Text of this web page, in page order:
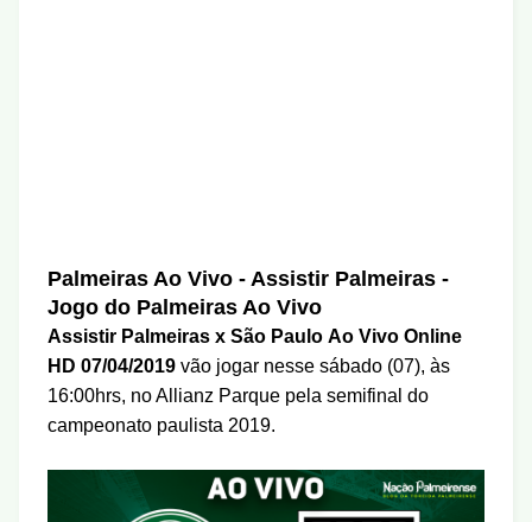
Palmeiras Ao Vivo - Assistir Palmeiras -
Jogo do Palmeiras Ao Vivo
Assistir Palmeiras x São Paulo Ao Vivo Online
HD 07/04/2019 vão jogar nesse sábado (07), às
16:00hrs, no Allianz Parque pela semifinal do
campeonato paulista 2019.